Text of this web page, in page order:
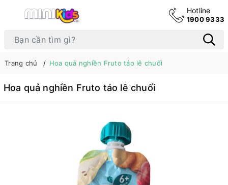
Hotline
1900 9333
Trang chủ Hoa quả nghiền Fruto táo lê chuối
Hoa quả nghiền Fruto táo lê chuối